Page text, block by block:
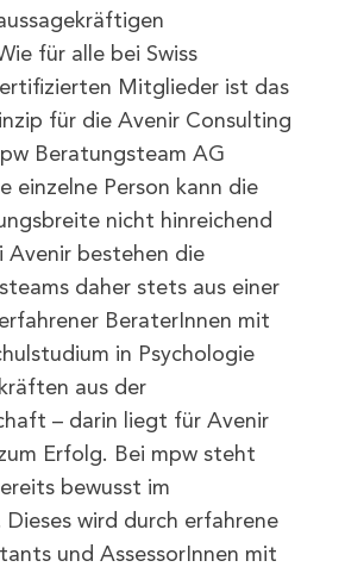
für alle bei Swiss
Mitglieder ist das
für die Avenir Consulting
Beratungsteam AG
einzelne Person kann die
nicht hinreichend
Avenir bestehen die
daher stets aus einer
BeraterInnen mit
in Psychologie
aus der
– darin liegt für Avenir
Erfolg. Bei mpw steht
bewusst im
Dieses wird durch erfahrene
und AssessorInnen mit